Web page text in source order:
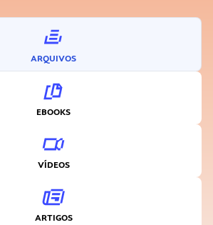
ARQUIVOS
EBOOKS
VÍDEOS
ARTIGOS